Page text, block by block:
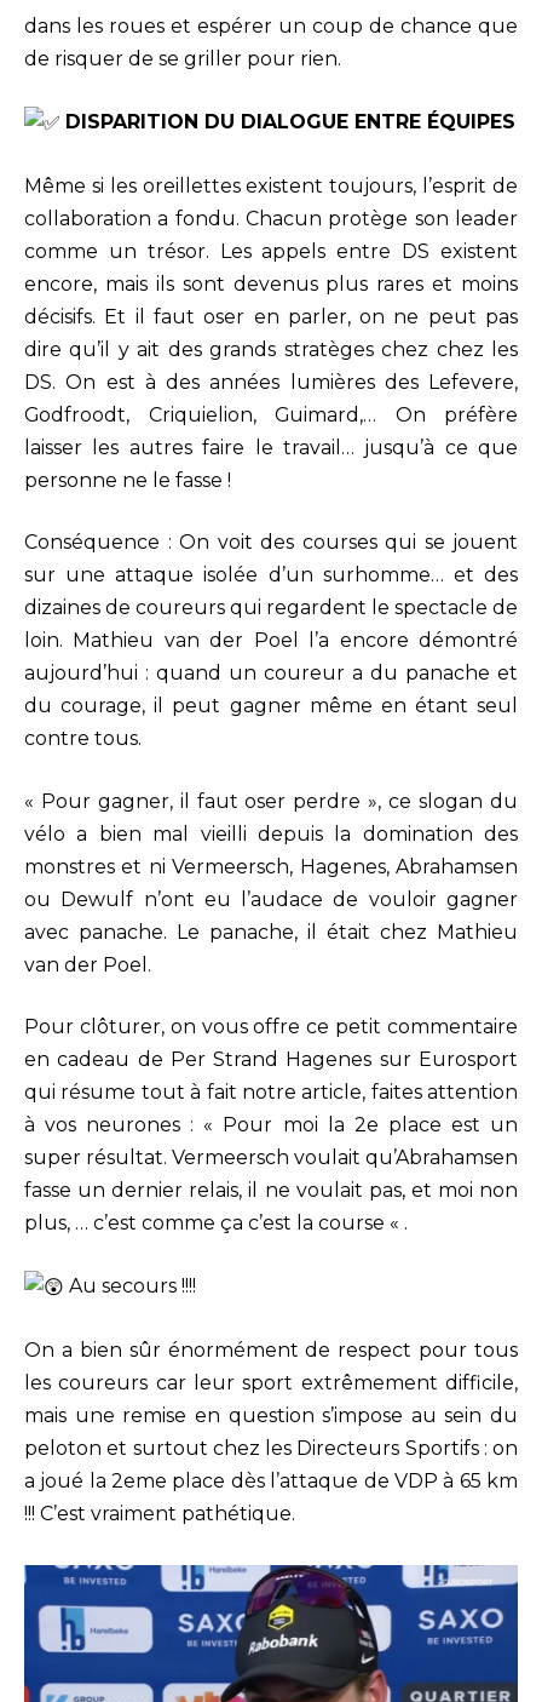
dans les roues et espérer un coup de chance que
de risquer de se griller pour rien.
DISPARITION DU DIALOGUE ENTRE ÉQUIPES
Même si les oreillettes existent toujours, l’esprit de
collaboration a fondu. Chacun protège son leader
comme un trésor. Les appels entre DS existent
encore, mais ils sont devenus plus rares et moins
décisifs. Et il faut oser en parler, on ne peut pas
dire qu’il y ait des grands stratèges chez chez les
DS. On est à des années lumières des Lefevere,
Godfroodt, Criquielion, Guimard,… On préfère
laisser les autres faire le travail… jusqu’à ce que
personne ne le fasse !
Conséquence : On voit des courses qui se jouent
sur une attaque isolée d’un surhomme… et des
dizaines de coureurs qui regardent le spectacle de
loin. Mathieu van der Poel l’a encore démontré
aujourd’hui : quand un coureur a du panache et
du courage, il peut gagner même en étant seul
contre tous.
« Pour gagner, il faut oser perdre », ce slogan du
vélo a bien mal vieilli depuis la domination des
monstres et ni Vermeersch, Hagenes, Abrahamsen
ou Dewulf n’ont eu l’audace de vouloir gagner
avec panache. Le panache, il était chez Mathieu
van der Poel.
Pour clôturer, on vous offre ce petit commentaire
en cadeau de Per Strand Hagenes sur Eurosport
qui résume tout à fait notre article, faites attention
à vos neurones : « Pour moi la 2e place est un
super résultat. Vermeersch voulait qu’Abrahamsen
fasse un dernier relais, il ne voulait pas, et moi non
plus, … c’est comme ça c’est la course « .
Au secours !!!!
On a bien sûr énormément de respect pour tous
les coureurs car leur sport extrêmement difficile,
mais une remise en question s’impose au sein du
peloton et surtout chez les Directeurs Sportifs : on
a joué la 2eme place dès l’attaque de VDP à 65 km
!!! C’est vraiment pathétique.